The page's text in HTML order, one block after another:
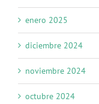
enero 2025
diciembre 2024
noviembre 2024
octubre 2024